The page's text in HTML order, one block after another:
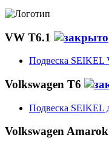
VW T6.1
Подвеска SEIKEL
Volkswagen T6
Подвеска SEIKEL
Volkswagen Amarok